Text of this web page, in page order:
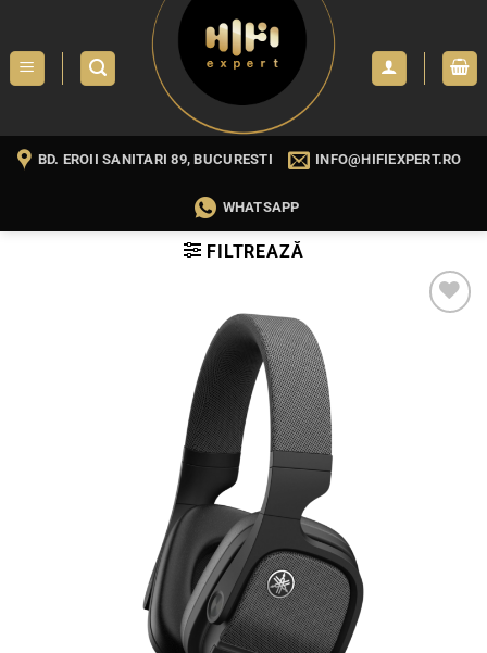
content
BD. EROII SANITARI 89, BUCURESTI INFO@HIFIEXPERT.RO
WHATSAPP
FILTREAZĂ